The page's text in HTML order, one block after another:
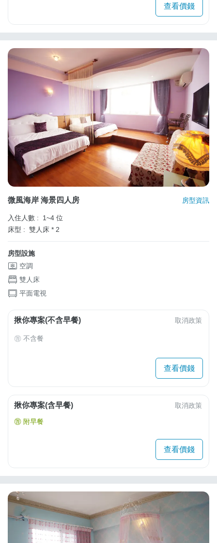
查看價錢
微風海岸 海景四人房 房型資訊
入住人數 :
1~4 位
床型 : 雙人床 * 2
房型設施
空調
雙人床
平面電視
揪你專案(不含早餐) 取消政策
不含餐
查看價錢
揪你專案(含早餐) 取消政策
附早餐
查看價錢